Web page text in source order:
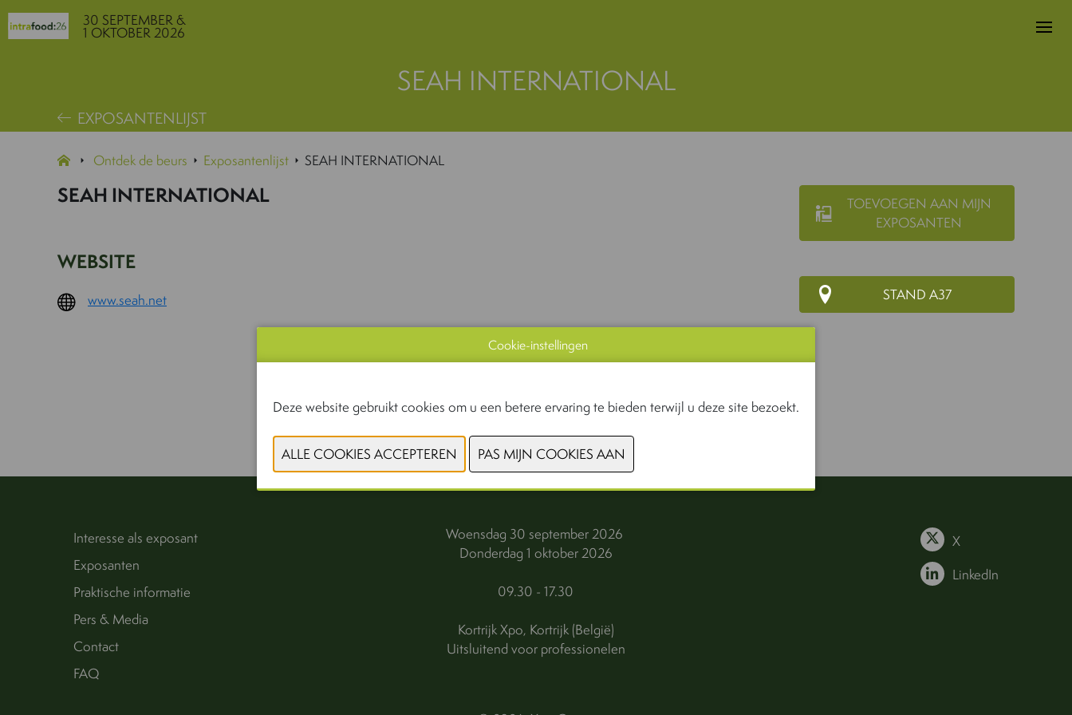
30 SEPTEMBER &
1 OKTOBER 2026
SEAH INTERNATIONAL
EXPOSANTENLIJST
Ontdek de beurs Exposantenlijst SEAH INTERNATIONAL
SEAH INTERNATIONAL
TOEVOEGEN AAN MIJN
EXPOSANTEN
STAND A37
WEBSITE
www.seah.net
Interesse als exposant
Exposanten
Praktische informatie
Pers & Media
Contact
FAQ
Woensdag 30 september 2026
Donderdag 1 oktober 2026
09.30 - 17.30
Kortrijk Xpo, Kortrijk (België)
Uitsluitend voor professionelen
X
LinkedIn
Cookie-instellingen
Deze website gebruikt cookies om u een betere ervaring te bieden terwijl u deze site bezoekt.